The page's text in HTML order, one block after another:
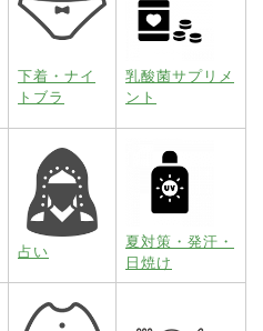
下着・ナイ
トブラ
乳酸菌サプリメ
ント
占い
夏対策・発汗・
日焼け